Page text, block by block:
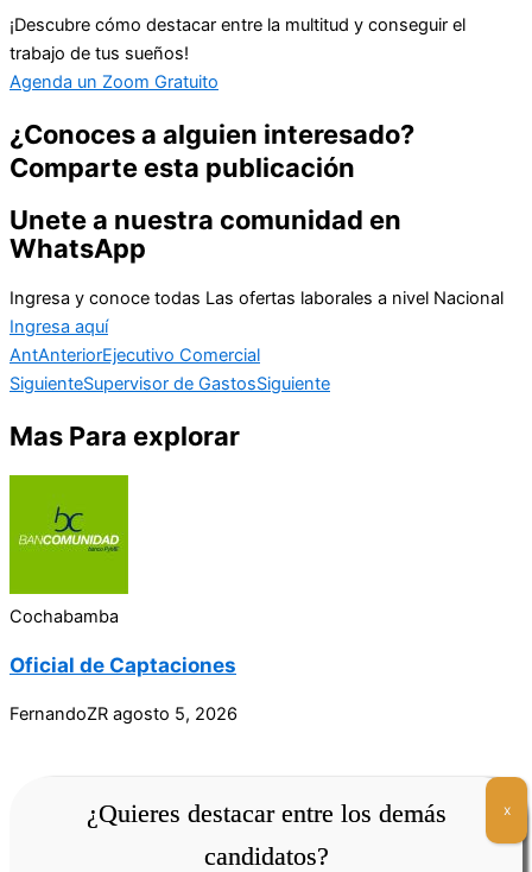
¡Descubre cómo destacar entre la multitud y conseguir el
trabajo de tus sueños!
Agenda un Zoom Gratuito
¿Conoces a alguien interesado?
Comparte esta publicación
Unete a nuestra comunidad en
WhatsApp
Ingresa y conoce todas Las ofertas laborales a nivel Nacional
Ingresa aquí
AntAnteriorEjecutivo Comercial
SiguienteSupervisor de GastosSiguiente
Mas Para explorar
Cochabamba
Oficial de Captaciones
FernandoZR agosto 5, 2026
¿Quieres destacar entre los demás
candidatos?
x